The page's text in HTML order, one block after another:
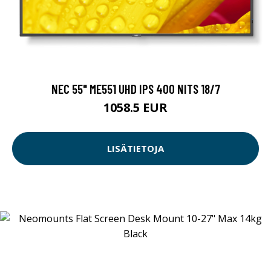
NEC 55" ME551 UHD IPS 400 NITS 18/7
1058.5 EUR
LISÄTIETOJA